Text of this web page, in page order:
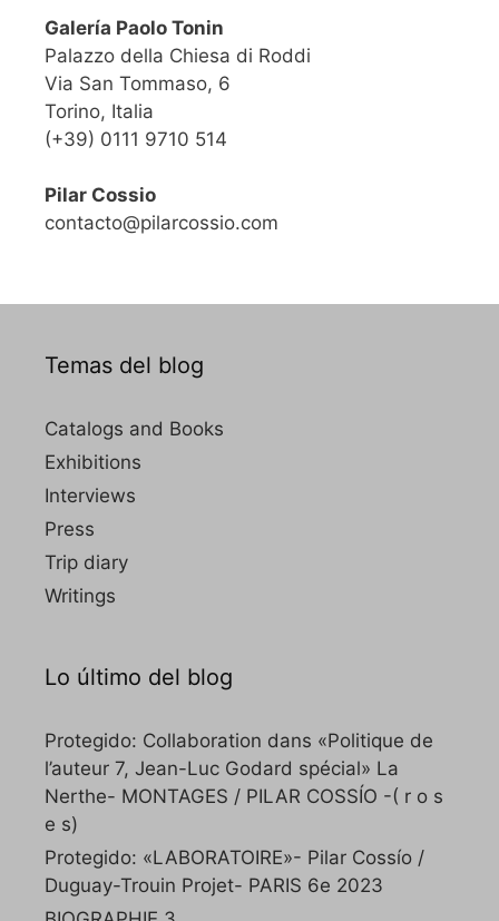
Galería Paolo Tonin
Palazzo della Chiesa di Roddi
Via San Tommaso, 6
Torino, Italia
(+39) 0111 9710 514
Pilar Cossio
contacto@pilarcossio.com
Temas del blog
Catalogs and Books
Exhibitions
Interviews
Press
Trip diary
Writings
Lo último del blog
Protegido: Collaboration dans «Politique de
l’auteur 7, Jean-Luc Godard spécial» La
Nerthe- MONTAGES / PILAR COSSÍO -( r o s
e s)
Protegido: «LABORATOIRE»- Pilar Cossío /
Duguay-Trouin Projet- PARIS 6e 2023